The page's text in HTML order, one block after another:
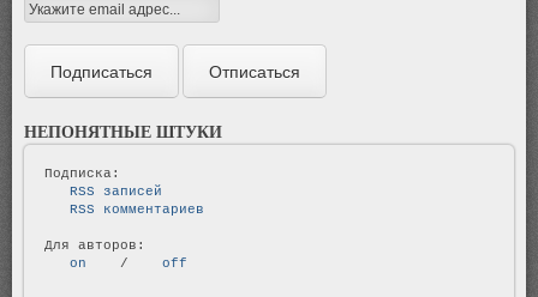
НЕПОНЯТНЫЕ ШТУКИ
   RSS записей
   RSS комментариев
   on
/
   off